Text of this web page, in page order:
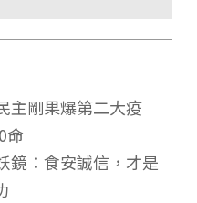
主剛果爆第二大疫
命
鏡：食安誠信，才是